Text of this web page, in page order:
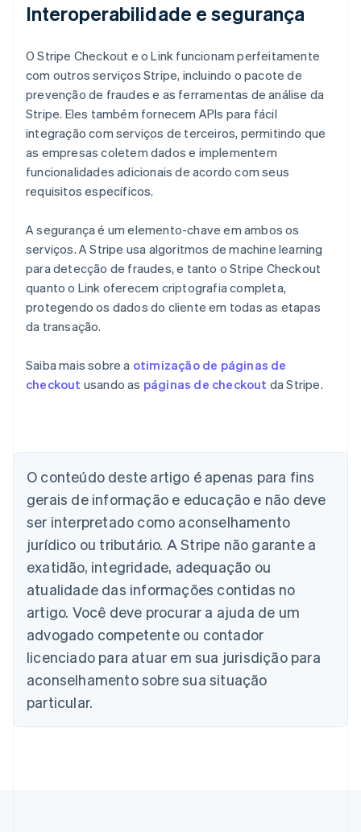
Interoperabilidade e segurança
O Stripe Checkout e o Link funcionam perfeitamente
com outros serviços Stripe, incluindo o pacote de
prevenção de fraudes e as ferramentas de análise da
Stripe. Eles também fornecem APIs para fácil
integração com serviços de terceiros, permitindo que
as empresas coletem dados e implementem
funcionalidades adicionais de acordo com seus
requisitos específicos.
A segurança é um elemento-chave em ambos os
serviços. A Stripe usa algoritmos de machine learning
para detecção de fraudes, e tanto o Stripe Checkout
quanto o Link oferecem criptografia completa,
protegendo os dados do cliente em todas as etapas
da transação.
Saiba mais sobre a otimização de páginas de
checkout usando as páginas de checkout da Stripe.
O conteúdo deste artigo é apenas para fins
gerais de informação e educação e não deve
ser interpretado como aconselhamento
jurídico ou tributário. A Stripe não garante a
exatidão, integridade, adequação ou
atualidade das informações contidas no
artigo. Você deve procurar a ajuda de um
advogado competente ou contador
licenciado para atuar em sua jurisdição para
aconselhamento sobre sua situação
particular.
Alemanha
Deutsch English
Austrália
English
Áustria
Bélgica
NederlandsFrançaisDeutsch English
Brasil
Português English
Bulgária
English
Canadá
EnglishFrançais
China continental